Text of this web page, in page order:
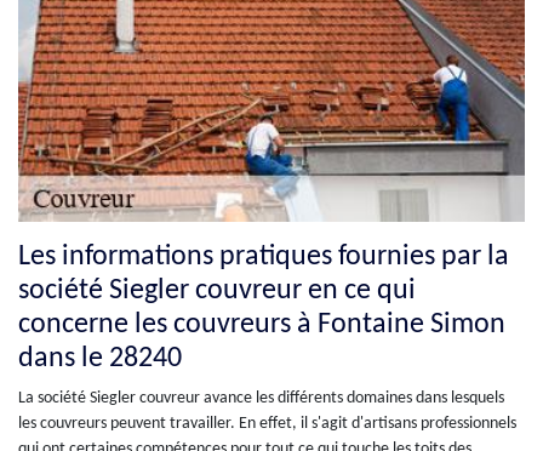
Les informations pratiques fournies par la
société Siegler couvreur en ce qui
concerne les couvreurs à Fontaine Simon
dans le 28240
La société Siegler couvreur avance les différents domaines dans lesquels
les couvreurs peuvent travailler. En effet, il s'agit d'artisans professionnels